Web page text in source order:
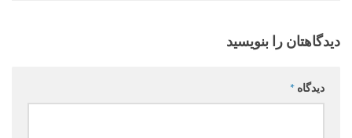
دیدگاهتان را بنویسید
دیدگاه *